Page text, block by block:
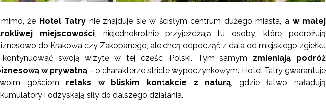
I mimo, że Hotel Tatry nie znajduje się w ścisłym centrum dużego miasta, a w małej
miejscowości, niejednokrotnie przyjeżdżają tu osoby, które podróżują
do Krakowa czy Zakopanego, ale chcą odpocząć z dala od miejskiego zgiełku
swoją wizytę w tej części Polski. Tym samym zmieniają podróż
w prywatną - o charakterze stricte wypoczynkowym. Hotel Tatry gwarantuje
gościom relaks w bliskim kontakcie z naturą, gdzie łatwo naładują
i odzyskają siły do dalszego działania.